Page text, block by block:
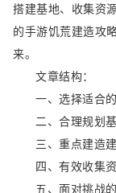
搭建基地、收集资
的手游饥荒建造攻
来。
文章结构：
一、选择适合
二、合理规划
三、重点建造
四、有效收集
五、面对挑战